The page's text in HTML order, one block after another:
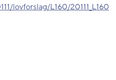
lovforslag/L160/20111_L160